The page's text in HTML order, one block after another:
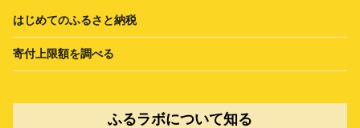
はじめてのふるさと納税
寄付上限額を調べる
ふるラボについて知る